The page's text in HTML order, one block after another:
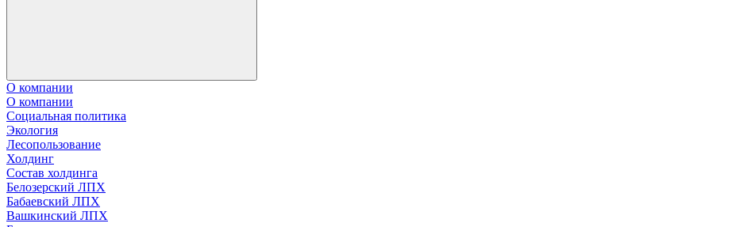
О компании
О компании
Социальная политика
Экология
Лесопользование
Холдинг
Состав холдинга
Белозерский ЛПХ
Бабаевский ЛПХ
Вашкинский ЛПХ